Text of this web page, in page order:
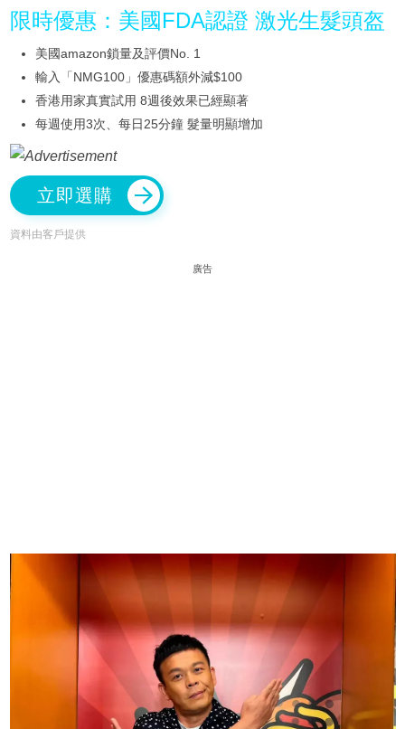
限時優惠：美國FDA認證 激光生髮頭盔
美國amazon鎖量及評價No. 1
輸入「NMG100」優惠碼額外減$100
香港用家真實試用 8週後效果已經顯著
每週使用3次、每日25分鐘 髮量明顯增加
立即選購
資料由客戶提供
廣告